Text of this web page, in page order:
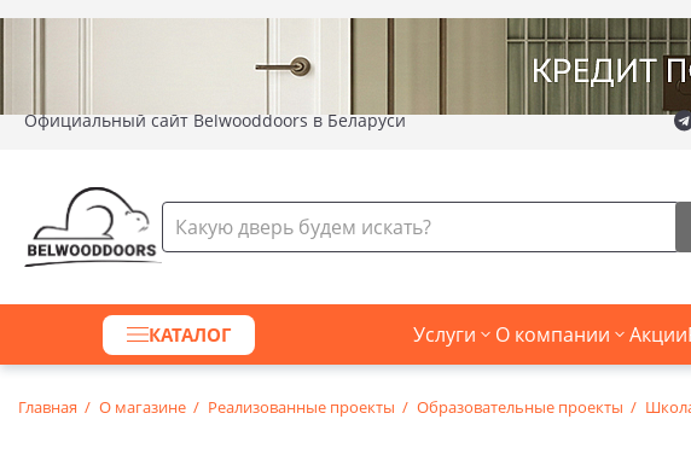
Официальный сайт Belwooddoors в Беларуси
КАТАЛОГ Услуги О компании Акции
Главная О магазине Реализованные проекты Образовательные проекты